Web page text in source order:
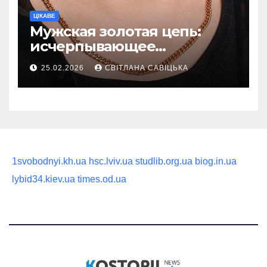
ЦІКАВЕ
Мужская золотая цепь:
исчерпывающее
руководство по выбору
статусного украшения
25.02.2026 СВІТЛАНА САВІЦЬКА
1svobodnyi.kh.ua hsc.lviv.ua studlib.org.ua biog.in.ua
lybid34.kiev.ua times.od.ua